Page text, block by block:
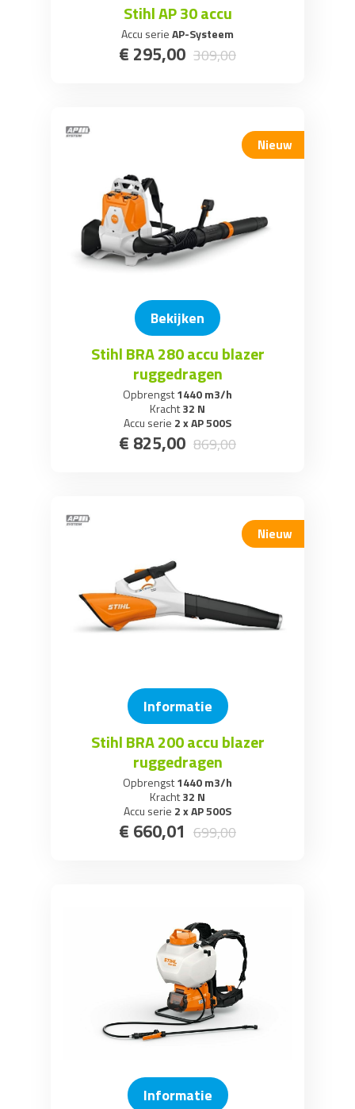
Stihl AP 30 accu
Accu serieAP-Systeem
€ 295,00 309,00
Nieuw
Bekijken
Stihl BRA 280 accu blazer
ruggedragen
Opbrengst1440 m3/h
Kracht32 N
Accu serie 2 x AP 500S
€ 825,00 869,00
Nieuw
Informatie
Stihl BRA 200 accu blazer
ruggedragen
Opbrengst1440 m3/h
Kracht32 N
Accu serie 2 x AP 500S
€ 660,01 699,00
Informatie